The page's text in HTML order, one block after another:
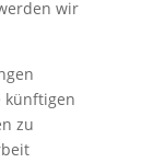
wir
künftigen
zu